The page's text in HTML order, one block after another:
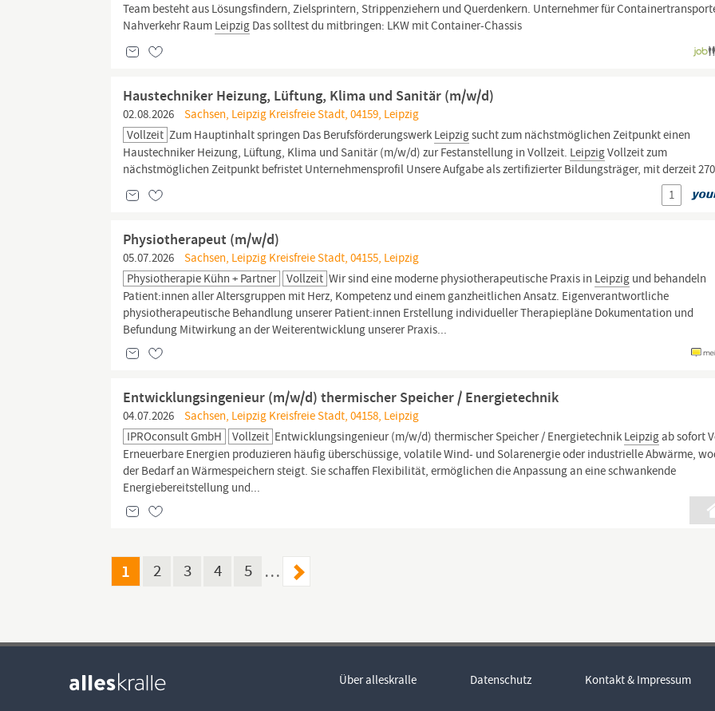
Team besteht aus Lösungsfindern, Zielsprintern, Strippenziehern und Querdenkern. Unternehmer für
Nahverkehr Raum Leipzig Das solltest du mitbringen: LKW mit Container-Chassis
Haustechniker Heizung, Lüftung, Klima und Sanitär (m/w/d)
02.08.2026
Sachsen, Leipzig Kreisfreie Stadt, 04159, Leipzig
Vollzeit Zum Hauptinhalt springen Das Berufsförderungswerk Leipzigsucht zum nächstmöglichen Zeitpunkt einen
Haustechniker Heizung, Lüftung, Klima und Sanitär (m/w/d) zur Festanstellung in Vollzeit. LeipzigVollzeit zum
nächstmöglichen Zeitpunkt befristet Unternehmensprofil Unsere Aufgabe als zertifizierter Bildungsträger, mit derzeit
1
Physiotherapeut (m/w/d)
05.07.2026
Sachsen, Leipzig Kreisfreie Stadt, 04155, Leipzig
Physiotherapie Kühn + Partner
Vollzeit Wir sind eine moderne physiotherapeutische Praxis in Leipzig und behandeln
Patient:innen aller Altersgruppen mit Herz, Kompetenz und einem ganzheitlichen Ansatz. Eigenverantwortliche
physiotherapeutische Behandlung unserer Patient:innen Erstellung individueller Therapiepläne Dokumentation und
Befundung Mitwirkung an der Weiterentwicklung unserer Praxis...
Entwicklungsingenieur (m/w/d) thermischer Speicher / Energietechnik
04.07.2026
Sachsen, Leipzig Kreisfreie Stadt, 04158, Leipzig
IPROconsult GmbH
Vollzeit Entwicklungsingenieur (m/w/d) thermischer Speicher / Energietechnik Leipzigab sofort
Erneuerbare Energien produzieren häufig überschüssige, volatile Wind- und Solarenergie oder industrielle Abwärme,
der Bedarf an Wärmespeichern steigt. Sie schaffen Flexibilität, ermöglichen die Anpassung an eine schwankende
Energiebereitstellung und...
1 2 3 4 5 …
Über alleskralle Datenschutz Kontakt & Impressum